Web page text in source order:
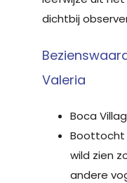
dichtbij
Valeria
Boca
Boottocht
wild zien
andere